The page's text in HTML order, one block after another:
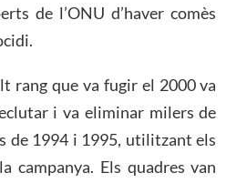
de l’ONU d’haver comès
rang que va fugir el 2000 va
i va eliminar milers de
de 1994 i 1995, utilitzant els
campanya. Els quadres van